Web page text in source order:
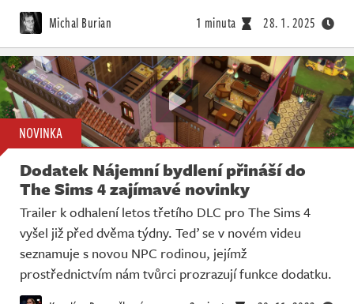
Michal Burian 1 minuta 28. 1. 2025
NOVINKA
Dodatek Nájemní bydlení přináší do
The Sims 4 zajímavé novinky
Trailer k odhalení letos třetího DLC pro The Sims 4
vyšel již před dvěma týdny. Teď se v novém videu
seznamuje s novou NPC rodinou, jejímž
prostřednictvím nám tvůrci prozrazují funkce dodatku.